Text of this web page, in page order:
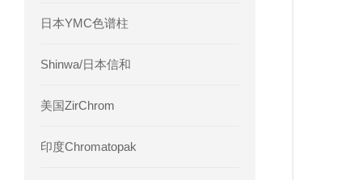
日本YMC色谱柱
Shinwa/日本信和
美国ZirChrom
印度Chromatopak